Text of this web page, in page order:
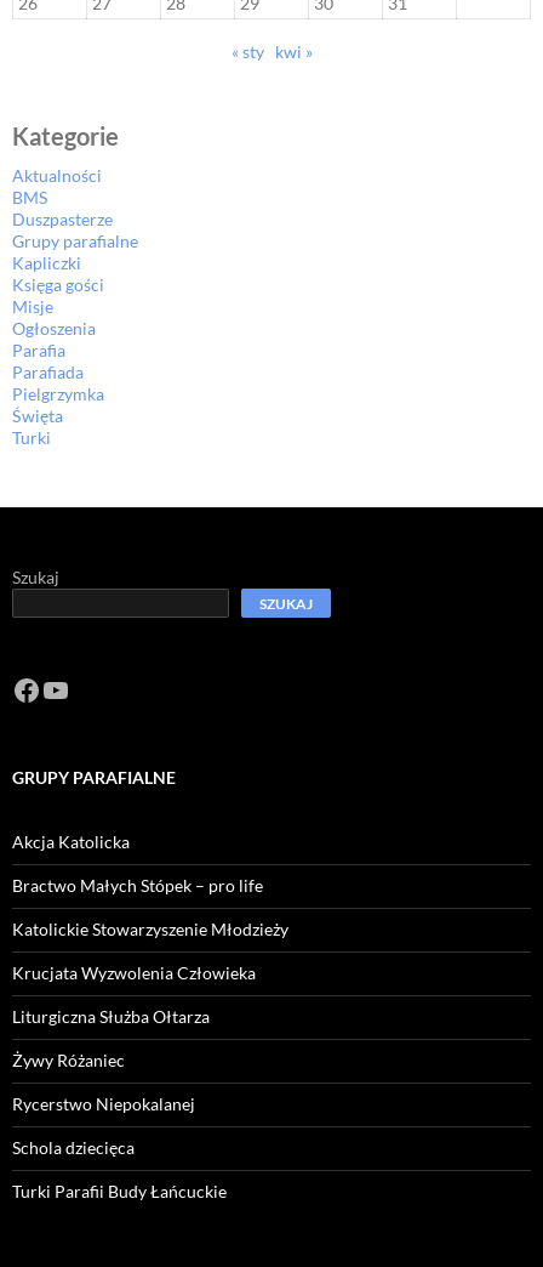
« sty kwi »
Kategorie
Aktualności
BMS
Duszpasterze
Grupy parafialne
Kapliczki
Księga gości
Misje
Ogłoszenia
Parafia
Parafiada
Pielgrzymka
Święta
Turki
Szukaj
SZUKAJ
Facebook
https://www.youtube.com/channel/
GRUPY PARAFIALNE
Akcja Katolicka
Bractwo Małych Stópek – pro life
Katolickie Stowarzyszenie Młodzieży
Krucjata Wyzwolenia Człowieka
Liturgiczna Służba Ołtarza
Żywy Różaniec
Rycerstwo Niepokalanej
Schola dziecięca
Turki Parafii Budy Łańcuckie